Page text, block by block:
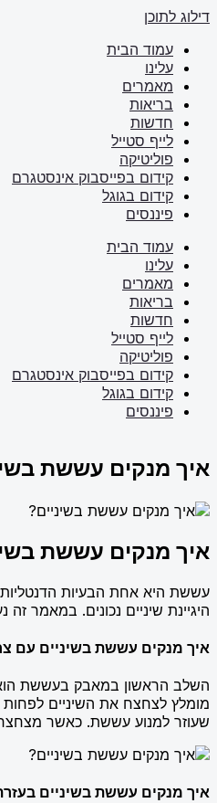
דילוג לתוכן
עמוד הבית
עלינו
מאמרים
בריאות
חדשות
לייף סטייל
פוליטיקה
קידום בפייסבוק אינסטגרם
קידום בגוגל
פיננסים
עמוד הבית
עלינו
מאמרים
בריאות
חדשות
לייף סטייל
פוליטיקה
קידום בפייסבוק אינסטגרם
קידום בגוגל
פיננסים
איך מנקים עששת
איך מנקים עששת
עששת היא אחת הבעיות הדנטליות
היגיינת שיניים נכונים. במאמר
איך מנקים עששת בשיניים עם
השלב הראשון במאבק בעששת הוא
מומלץ לצחצח את השיניים לפחות
שעוזר למנוע עששת. כאשר
איך מנקים עששת בשיניים